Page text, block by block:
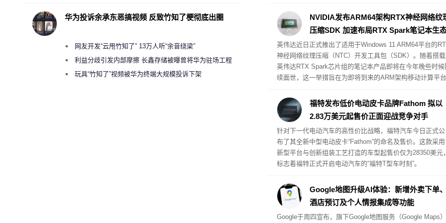
key 密钥，进而控制受害者的在线账户。不过，实施此类攻
的前提条件是受害者的 PC 设备必须已被注入恶意软件。
NVIDIA发布ARM64架构RTX神经网络纹
压缩SDK 加速布局RTX Spark笔记本生
英伟达近日正式推出了适用于Windows 11 ARM64平台的
神经网络纹理压缩（NTC）开发工具包（SDK）。随着搭载
英伟达RTX Spark芯片组的笔记本产品即将在今年晚些时候
续面世，这一举措旨在为即将到来的ARM架构移动计算平台
福特发布低价电动皮卡品牌Fathom 拟以
2.83万美元起售价正面迎战竞争对手
针对下一代电动汽车的高性价比战略，福特汽车今日正式公
布了其全新中型电动皮卡“Fathom”的命名及售价。这款采用
新型平台与创新组装工艺打造的车型起售价仅为28350美元，
标志着福特正式开启电动汽车的“福特T型车时刻”。
Google地图升级AI体验：新增外卖下单、
酒店预订及个人情报集成等功能
Google于周四宣布，旗下Google地图服务（Google Maps）
华为投诉余承东恶搞视频 反致竹知了梗彻底出圈
网友开发“云甩竹知了” 13万人听“余音绕梁”
利益分歧引发内部摩擦 长鑫存储被曝曾将华为驻场工程
师驱逐出研发基地
玩具“竹知了”视频被华为终端大规模投诉下架